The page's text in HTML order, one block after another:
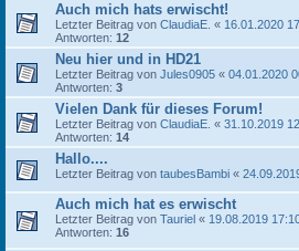
Auch mich hats erwischt!
Letzter Beitrag von ClaudiaE. « 16.01.2020
Antworten: 12
Neu hier und in HD21
Letzter Beitrag von Jules0905 « 04.01.2020
Antworten: 3
Vielen Dank für dieses Forum!
Letzter Beitrag von ClaudiaE. « 31.10.2019
Antworten: 14
Hallo....
Letzter Beitrag von taubesBambi «
Auch mich hat es erwischt
Letzter Beitrag von Tauriel « 19.08.2019
Antworten: 16